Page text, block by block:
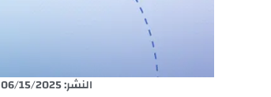
النشر:06/15/2025